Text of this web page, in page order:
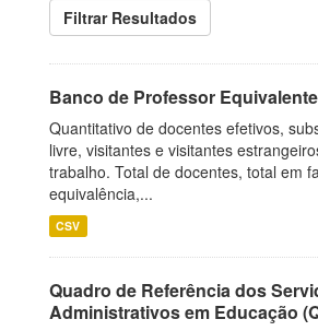
Filtrar Resultados
Banco de Professor
Quantitativo de docentes efetivos,
livre, visitantes e visitantes
trabalho. Total de docentes, total em
equivalência,...
CSV
Quadro de Referência dos
Administrativos em Educação